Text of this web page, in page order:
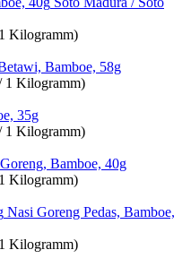
Kilogramm)
Bamboe, 58g
1 Kilogramm)
35g
1 Kilogramm)
Bamboe, 40g
Kilogramm)
Nasi Goreng Pedas, Bamboe,
Kilogramm)